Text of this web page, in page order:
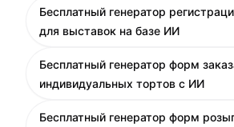
Бесплатный генератор
для выставок на базе ИИ
Бесплатный генератор форм
индивидуальных тортов с ИИ
Бесплатный генератор форм